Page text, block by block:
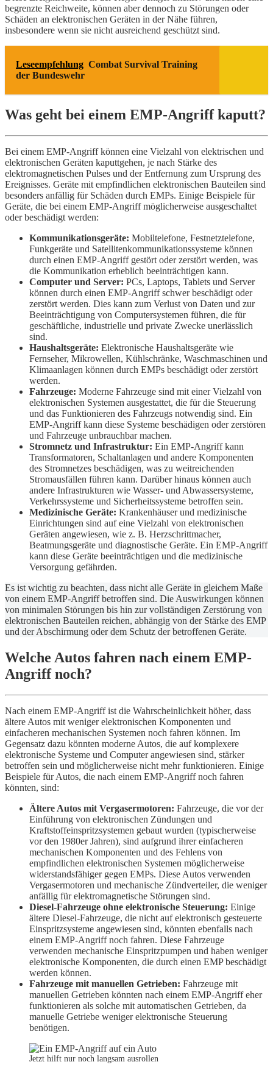
begrenzte Reichweite, können aber dennoch zu Störungen oder
Schäden an elektronischen Geräten in der Nähe führen,
insbesondere wenn sie nicht ausreichend geschützt sind.
Leseempfehlung Combat Survival Training
der Bundeswehr
Was geht bei einem EMP-Angriff kaputt?
Bei einem EMP-Angriff können eine Vielzahl von elektrischen und
elektronischen Geräten kaputtgehen, je nach Stärke des
elektromagnetischen Pulses und der Entfernung zum Ursprung des
Ereignisses. Geräte mit empfindlichen elektronischen Bauteilen sind
besonders anfällig für Schäden durch EMPs. Einige Beispiele für
Geräte, die bei einem EMP-Angriff möglicherweise ausgeschaltet
oder beschädigt werden:
Kommunikationsgeräte: Mobiltelefone, Festnetztelefone,
Funkgeräte und Satellitenkommunikationssysteme können
durch einen EMP-Angriff gestört oder zerstört werden, was
die Kommunikation erheblich beeinträchtigen kann.
Computer und Server: PCs, Laptops, Tablets und Server
können durch einen EMP-Angriff schwer beschädigt oder
zerstört werden. Dies kann zum Verlust von Daten und zur
Beeinträchtigung von Computersystemen führen, die für
geschäftliche, industrielle und private Zwecke unerlässlich
sind.
Haushaltsgeräte: Elektronische Haushaltsgeräte wie
Fernseher, Mikrowellen, Kühlschränke, Waschmaschinen und
Klimaanlagen können durch EMPs beschädigt oder zerstört
werden.
Fahrzeuge: Moderne Fahrzeuge sind mit einer Vielzahl von
elektronischen Systemen ausgestattet, die für die Steuerung
und das Funktionieren des Fahrzeugs notwendig sind. Ein
EMP-Angriff kann diese Systeme beschädigen oder zerstören
und Fahrzeuge unbrauchbar machen.
Stromnetz und Infrastruktur: Ein EMP-Angriff kann
Transformatoren, Schaltanlagen und andere Komponenten
des Stromnetzes beschädigen, was zu weitreichenden
Stromausfällen führen kann. Darüber hinaus können auch
andere Infrastrukturen wie Wasser- und Abwassersysteme,
Verkehrssysteme und Sicherheitssysteme betroffen sein.
Medizinische Geräte: Krankenhäuser und medizinische
Einrichtungen sind auf eine Vielzahl von elektronischen
Geräten angewiesen, wie z. B. Herzschrittmacher,
Beatmungsgeräte und diagnostische Geräte. Ein EMP-Angriff
kann diese Geräte beeinträchtigen und die medizinische
Versorgung gefährden.
Es ist wichtig zu beachten, dass nicht alle Geräte in gleichem Maße
von einem EMP-Angriff betroffen sind. Die Auswirkungen können
von minimalen Störungen bis hin zur vollständigen Zerstörung von
elektronischen Bauteilen reichen, abhängig von der Stärke des EMP
und der Abschirmung oder dem Schutz der betroffenen Geräte.
Welche Autos fahren nach einem EMP-
Angriff noch?
Nach einem EMP-Angriff ist die Wahrscheinlichkeit höher, dass
ältere Autos mit weniger elektronischen Komponenten und
einfacheren mechanischen Systemen noch fahren können. Im
Gegensatz dazu könnten moderne Autos, die auf komplexere
elektronische Systeme und Computer angewiesen sind, stärker
betroffen sein und möglicherweise nicht mehr funktionieren. Einige
Beispiele für Autos, die nach einem EMP-Angriff noch fahren
könnten, sind:
Ältere Autos mit Vergasermotoren: Fahrzeuge, die vor der
Einführung von elektronischen Zündungen und
Kraftstoffeinspritzsystemen gebaut wurden (typischerweise
vor den 1980er Jahren), sind aufgrund ihrer einfacheren
mechanischen Komponenten und des Fehlens von
empfindlichen elektronischen Systemen möglicherweise
widerstandsfähiger gegen EMPs. Diese Autos verwenden
Vergasermotoren und mechanische Zündverteiler, die weniger
anfällig für elektromagnetische Störungen sind.
Diesel-Fahrzeuge ohne elektronische Steuerung: Einige
ältere Diesel-Fahrzeuge, die nicht auf elektronisch gesteuerte
Einspritzsysteme angewiesen sind, könnten ebenfalls nach
einem EMP-Angriff noch fahren. Diese Fahrzeuge
verwenden mechanische Einspritzpumpen und haben weniger
elektronische Komponenten, die durch einen EMP beschädigt
werden können.
Fahrzeuge mit manuellen Getrieben: Fahrzeuge mit
manuellen Getrieben könnten nach einem EMP-Angriff eher
funktionieren als solche mit automatischen Getrieben, da
manuelle Getriebe weniger elektronische Steuerung
benötigen.
Jetzt hilft nur noch langsam ausrollen